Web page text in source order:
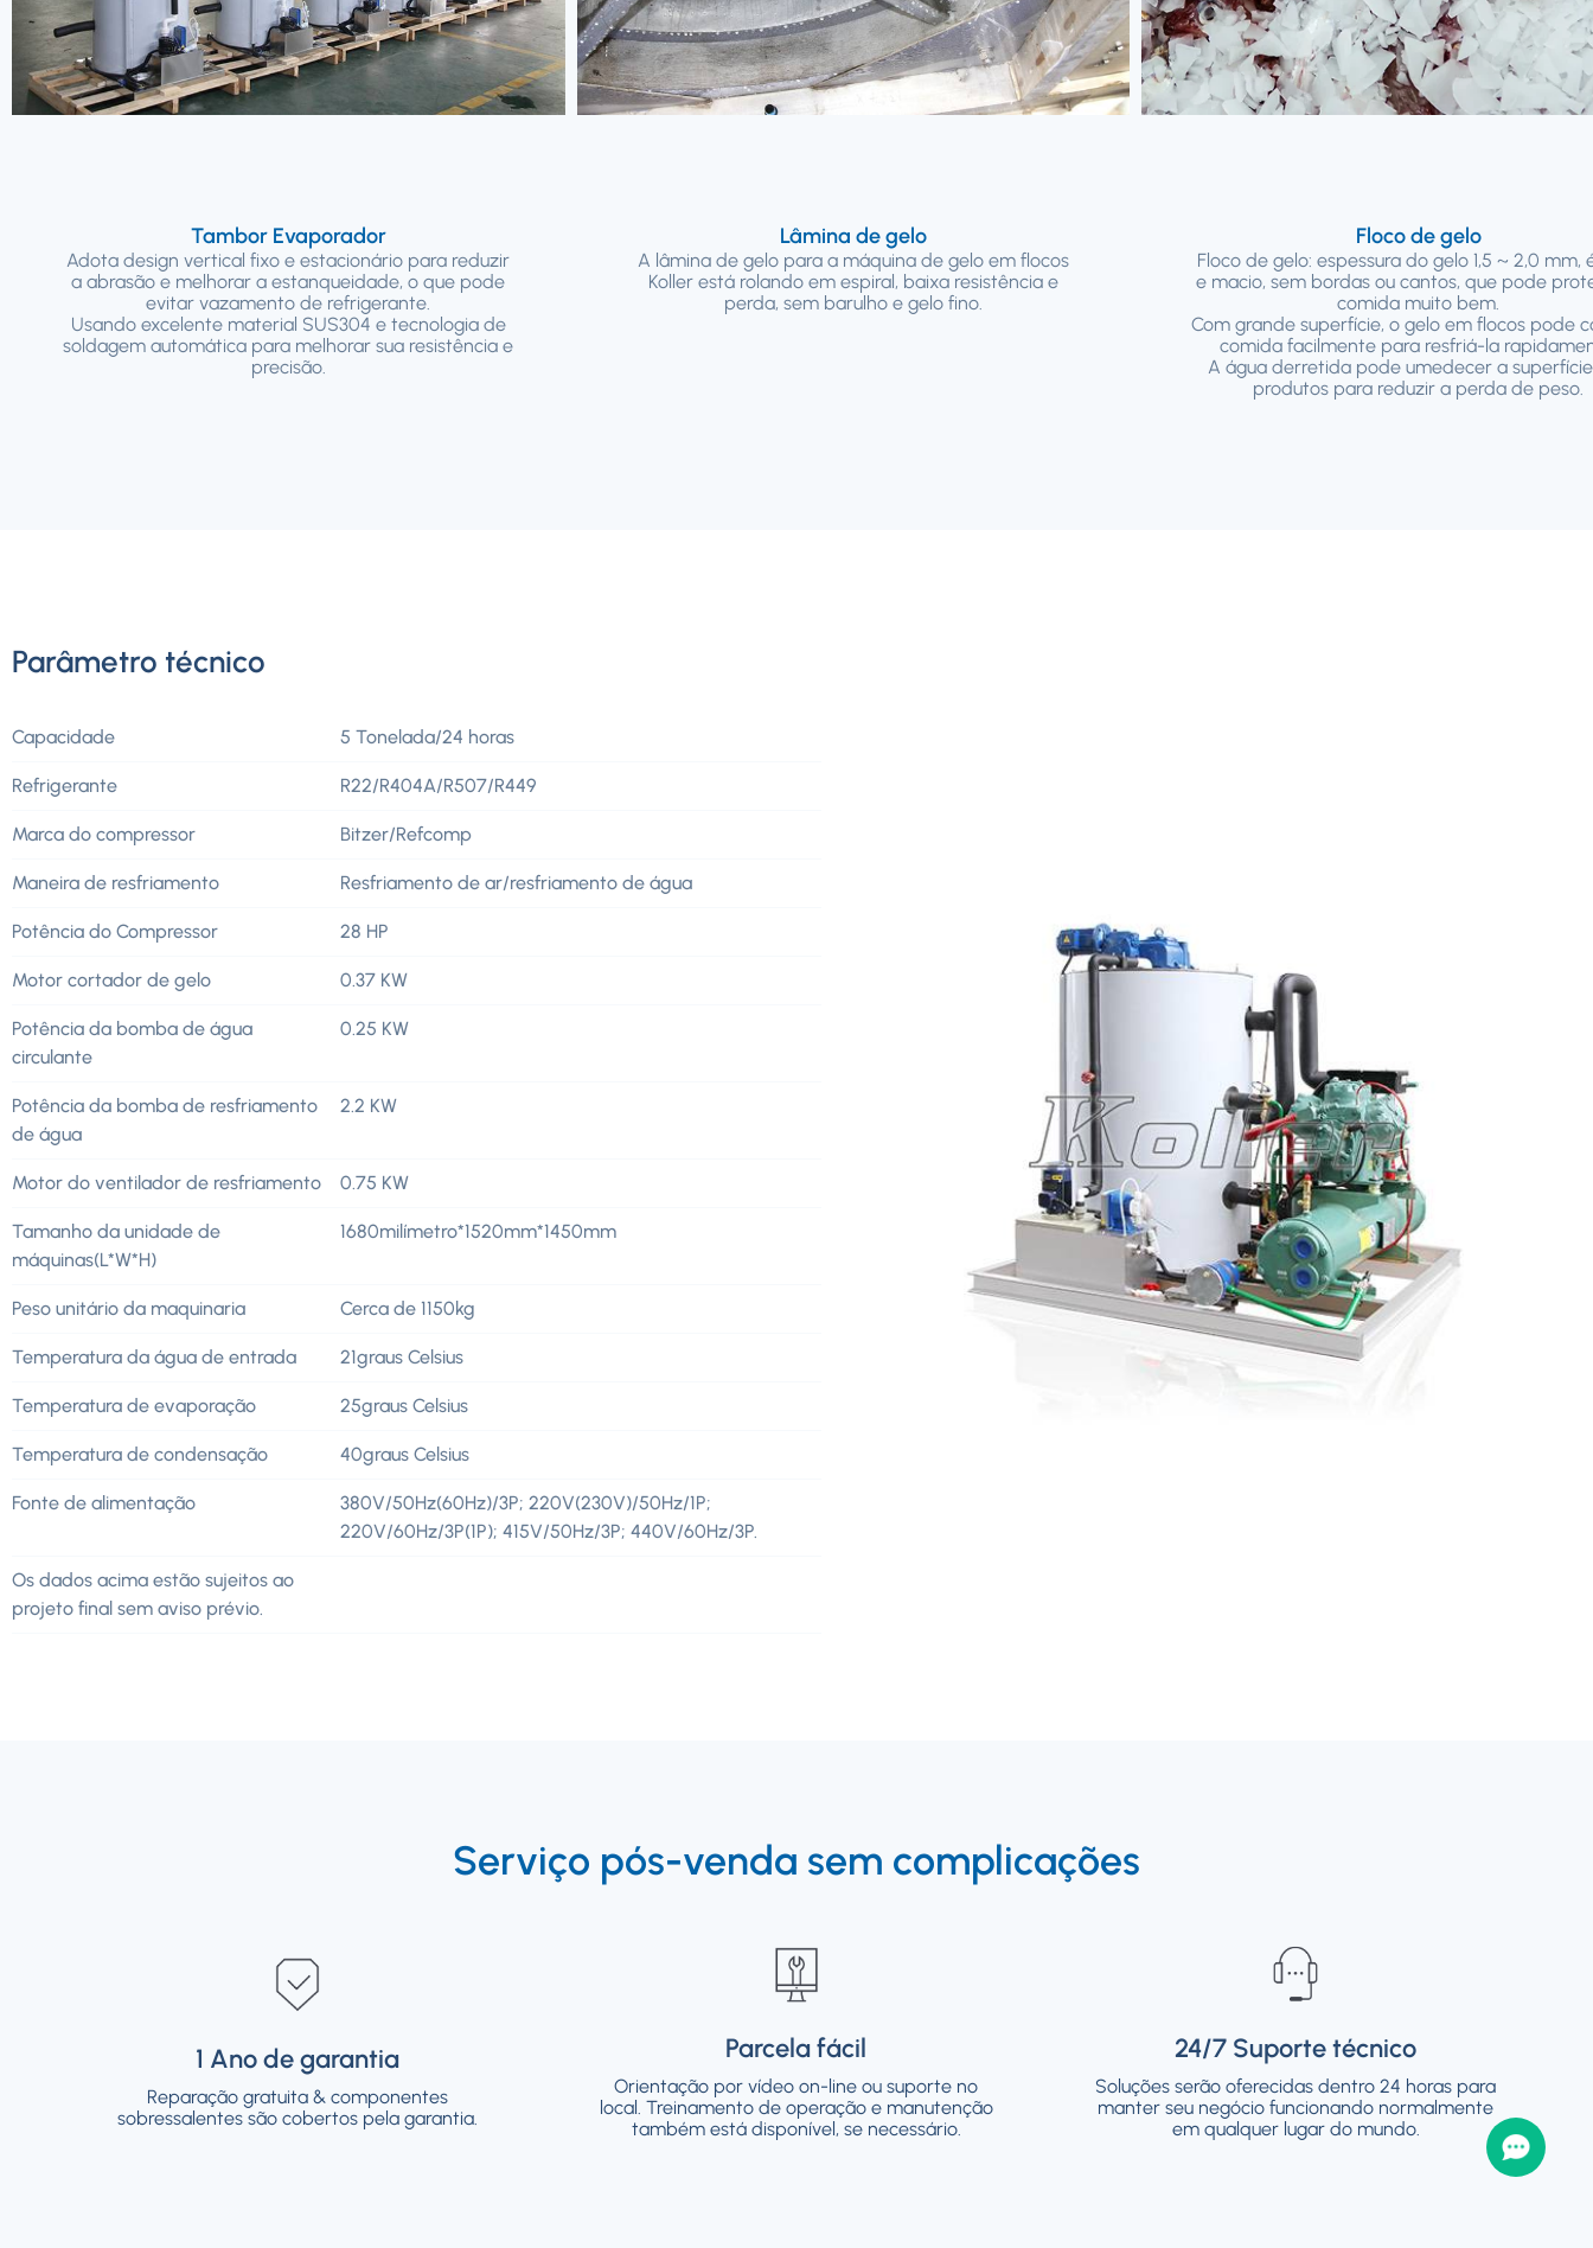
Tambor Evaporador
Adota design vertical fixo e estacionário para reduzir
a abrasão e melhorar a estanqueidade, o que pode
evitar vazamento de refrigerante.
Usando excelente material SUS304 e tecnologia de
soldagem automática para melhorar sua resistência e
precisão.
Lâmina de gelo
A lâmina de gelo para a máquina de gelo em flocos
Koller está rolando em espiral, baixa resistência e
perda, sem barulho e gelo fino.
Floco de gelo
Floco de gelo: espessura do gelo 1,5 ~ 2,0 mm,
e macio, sem bordas ou cantos, que pode
comida muito bem.
Com grande superfície, o gelo em flocos pode
comida facilmente para resfriá-la
A água derretida pode umedecer a
produtos para reduzir a perda de peso.
Parâmetro técnico
Capacidade 5 Tonelada/24 horas
Refrigerante R22/R404A/R507/R449
Marca do compressor Bitzer/Refcomp
Maneira de resfriamento Resfriamento de ar/resfriamento de água
Potência do Compressor 28 HP
Motor cortador de gelo 0.37 KW
Potência da bomba de água
circulante
0.25 KW
Potência da bomba de resfriamento
de água
2.2 KW
Motor do ventilador de resfriamento 0.75 KW
Tamanho da unidade de
máquinas(L*W*H)
1680milímetro*1520mm*1450mm
Peso unitário da maquinaria Cerca de 1150kg
Temperatura da água de entrada 21graus Celsius
Temperatura de evaporação 25graus Celsius
Temperatura de condensação 40graus Celsius
Fonte de alimentação
380V/50Hz(60Hz)/3P; 220V(230V)/50Hz/1P;
220V/60Hz/3P(1P); 415V/50Hz/3P; 440V/60Hz/3P.
Os dados acima estão sujeitos ao
projeto final sem aviso prévio.
Serviço pós-venda sem complicações
1 Ano de garantia
Reparação gratuita & componentes
sobressalentes são cobertos pela garantia.
1 Ano de garantia
Reparação gratuita & componentes
sobressalentes são cobertos pela garantia.
Parcela fácil
Orientação por vídeo on-line ou suporte no
local. Treinamento de operação e manutenção
também está disponível, se necessário.
Parcela fácil
Orientação por vídeo on-line ou suporte no
local. Treinamento de operação e manutenção
também está disponível, se necessário.
24/7 Suporte técnico
Soluções serão oferecidas dentro 24 horas para
manter seu negócio funcionando normalmente
em qualquer lugar do mundo.
24/7 Suporte técnico
Soluções serão oferecidas dentro 24 horas para
manter seu negócio funcionando normalmente
em qualquer lugar do mundo.